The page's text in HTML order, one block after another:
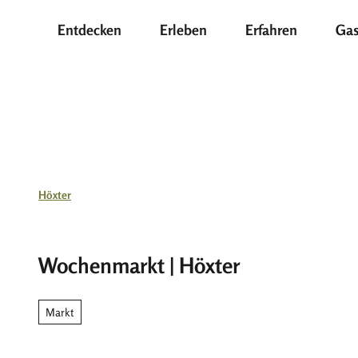
Entdecken Erleben Erfahren
Höxter
Wochenmarkt | Höxter
Markt